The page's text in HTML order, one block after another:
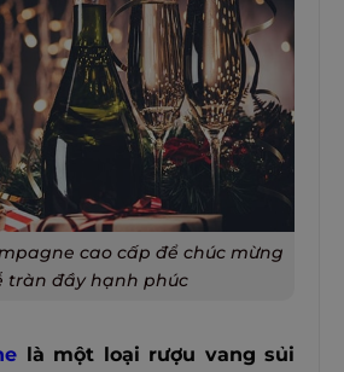
cao cấp để chúc mừng
tràn đầy hạnh phúc
là một loại rượu vang sủi